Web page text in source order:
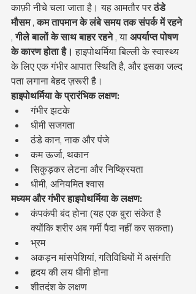
काफ़ी नीचे चला जाता है। यह आमतौर पर ठंडे
मौसम , कम तापमान के लंबे समय तक संपर्क में रहने
, गीले बालों के साथ बाहर रहने , या अपर्याप्त पोषण
के कारण होता है। हाइपोथर्मिया बिल्ली के स्वास्थ्य
के लिए एक गंभीर आपात स्थिति है, और इसका जल्द
पता लगाना बेहद ज़रूरी है।
हाइपोथर्मिया के प्रारंभिक लक्षण:
गंभीर झटके
धीमी सजगता
ठंडे कान, नाक और पंजे
कम ऊर्जा, थकान
सिकुड़कर लेटना और निष्क्रियता
धीमी, अनियमित श्वास
मध्यम और गंभीर हाइपोथर्मिया के लक्षण:
कंपकंपी बंद होना (यह एक बुरा संकेत है
क्योंकि शरीर अब गर्मी पैदा नहीं कर सकता)
भ्रम
अकड़न मांसपेशियां, गतिविधियों में असंगति
हृदय की लय धीमी होना
शीतदंश के लक्षण